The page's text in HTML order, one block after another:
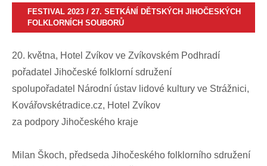
FESTIVAL 2023 / 27. SETKÁNÍ DĚTSKÝCH JIHOČESKÝCH
FOLKLORNÍCH SOUBORŮ
20. května, Hotel Zvíkov ve Zvíkovském Podhradí
pořadatel Jihočeské folklorní sdružení
spolupořadatel Národní ústav lidové kultury ve Strážnici,
Kovářovskétradice.cz, Hotel Zvíkov
za podpory Jihočeského kraje
Milan Škoch, předseda Jihočeského folklorního sdružení